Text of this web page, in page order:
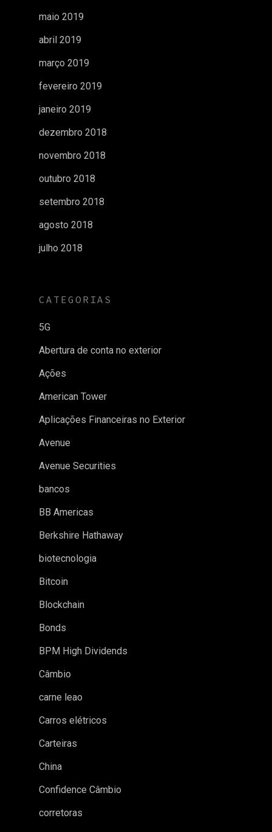
maio 2019
abril 2019
março 2019
fevereiro 2019
janeiro 2019
dezembro 2018
novembro 2018
outubro 2018
setembro 2018
agosto 2018
julho 2018
CATEGORIAS
5G
Abertura de conta no exterior
Ações
American Tower
Aplicações Financeiras no Exterior
Avenue
Avenue Securities
bancos
BB Americas
Berkshire Hathaway
biotecnologia
Bitcoin
Blockchain
Bonds
BPM High Dividends
Câmbio
carne leao
Carros elétricos
Carteiras
China
Confidence Câmbio
corretoras